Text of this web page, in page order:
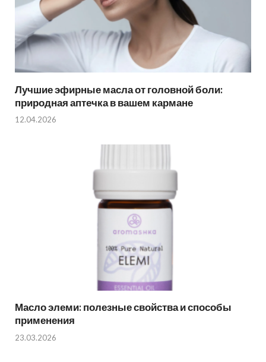
Лучшие эфирные масла от головной боли:
природная аптечка в вашем кармане
12.04.2026
Масло элеми: полезные свойства и способы
применения
23.03.2026